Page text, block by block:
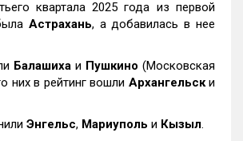
квартала 2025 года из первой
Астрахань, а добавилась в нее
Балашиха и Пушкино (Московская
них в рейтинг вошли Архангельски
Энгельс, Мариуполь и Кызыл.